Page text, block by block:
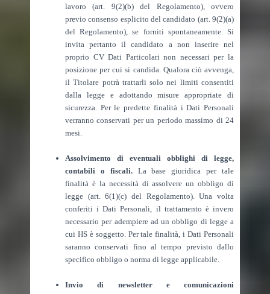
lavoro (art. 9(2)(b) del Regolamento), ovvero
previo consenso esplicito del candidato (art. 9(2)(a)
del Regolamento), se forniti spontaneamente. Si
invita pertanto il candidato a non inserire nel
proprio CV Dati Particolari non necessari per la
posizione per cui si candida. Qualora ciò avvenga,
il Titolare potrà trattarli solo nei limiti consentiti
dalla legge e adottando misure appropriate di
sicurezza. Per le predette finalità i Dati Personali
verranno conservati per un periodo massimo di 24
mesi.
Assolvimento di eventuali obblighi di legge,
contabili o fiscali.La base giuridica per tale
finalità è la necessità di assolvere un obbligo di
legge (art. 6(1)(c) del Regolamento). Una volta
conferiti i Dati Personali, il trattamento è invero
necessario per adempiere ad un obbligo di legge a
cui HS è soggetto. Per tale finalità, i Dati Personali
saranno conservati fino al tempo previsto dallo
specifico obbligo o norma di legge applicabile.
Invio di newsletter e comunicazioni